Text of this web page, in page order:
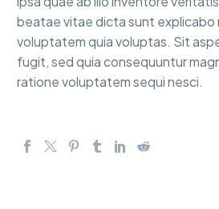
beatae vitae dicta sunt explicabo
voluptatem quia voluptas. Sit
fugit, sed quia consequuntur
ratione voluptatem sequi nesci.